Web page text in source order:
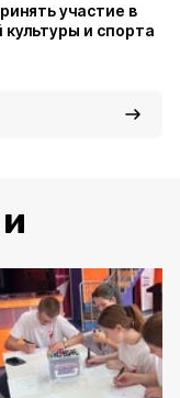
участие в
и спорта